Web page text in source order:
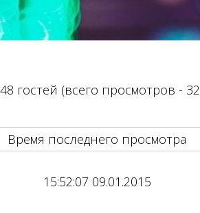
гостей (всего просмотров -
Время последнего просмотра
15:52:07 09.01.2015